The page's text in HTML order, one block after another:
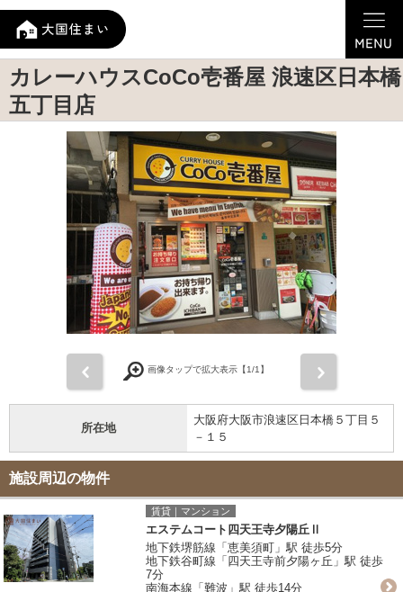
カレーハウスCoCo壱番屋 浪速区日本橋
五丁目店
画像タップで拡大表示【1/1】
所在地
大阪府大阪市浪速区日本橋５丁目５
－１５
施設周辺の物件
賃貸｜マンション
エステムコート四天王寺夕陽丘Ⅱ
地下鉄堺筋線「恵美須町」駅 徒歩5分
地下鉄谷町線「四天王寺前夕陽ヶ丘」駅 徒歩
7分
南海本線「難波」駅 徒歩14分